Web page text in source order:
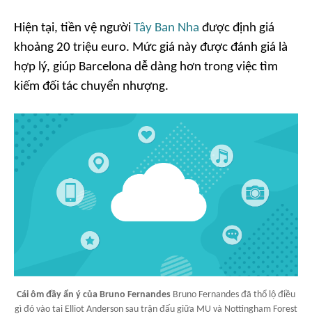
Hiện tại, tiền vệ người Tây Ban Nha được định giá
khoảng 20 triệu euro. Mức giá này được đánh giá là
hợp lý, giúp Barcelona dễ dàng hơn trong việc tìm
kiếm đối tác chuyển nhượng.
Cái ôm đầy ẩn ý của Bruno Fernandes Bruno Fernandes đã thổ lộ điều
gì đó vào tai Elliot Anderson sau trận đấu giữa MU và Nottingham Forest